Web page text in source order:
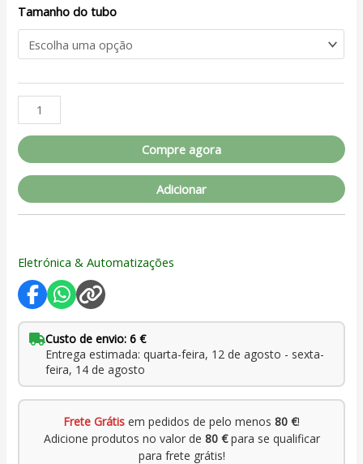
Tamanho do tubo
Compre agora
Adicionar
Eletrónica & Automatizações
Custo de envio: 6 €
Entrega estimada: quarta-feira, 12 de agosto - sexta-
feira, 14 de agosto
Frete Grátis em pedidos de pelo menos 80 €!
Adicione produtos no valor de 80 €para se qualificar
para frete grátis!